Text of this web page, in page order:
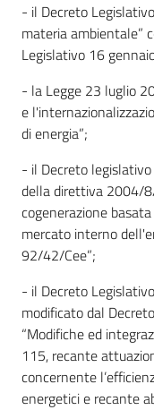
- il Decreto
materia ambientale”
Legislativo 16
- la Legge 23 luglio
e
di energia”;
- il Decreto
della direttiva 2004/
cogenerazione
mercato interno
92/42/Cee”;
- il Decreto
modificato dal
“Modifiche ed
115, recante
concernente
energetici e recante